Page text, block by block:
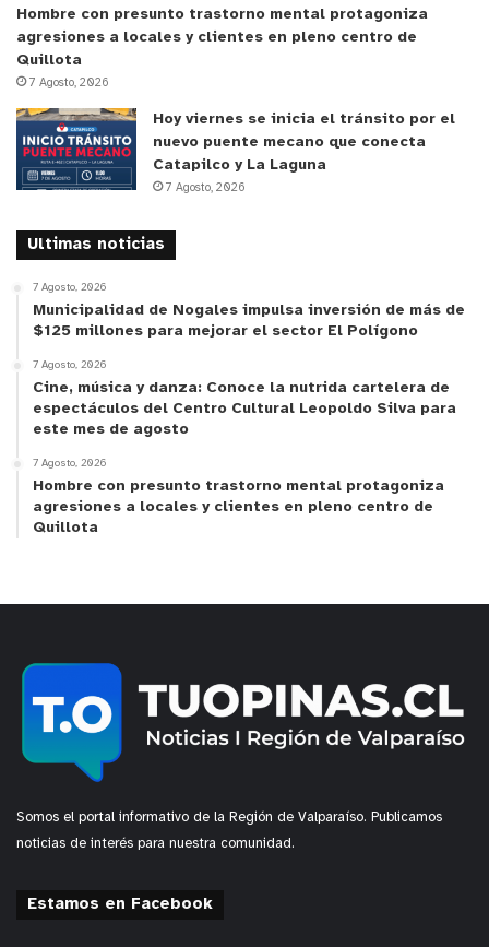
intimidación.
de vehículo motorizado.
Con estas penas, ambos sujetos deberán cumplir
en total45 años de presidio efectivo
cierre de un caso que generó gran conmoción en la
Hombre con presunto trastorno mental protagoniza
agresiones a locales y clientes en pleno centro de
Quillota
7 Agosto, 2026
Hoy viernes se inicia el tránsito por el
nuevo puente mecano que conecta
Catapilco y La Laguna
7 Agosto, 2026
Ultimas noticias
7 Agosto, 2026
Municipalidad de Nogales impulsa inversión de más de
$125 millones para mejorar el sector El Polígono
7 Agosto, 2026
Cine, música y danza: Conoce la nutrida cartelera de
espectáculos del Centro Cultural Leopoldo Silva para
este mes de agosto
7 Agosto, 2026
Hombre con presunto trastorno mental protagoniza
agresiones a locales y clientes en pleno centro de
Quillota
Somos el portal informativo de la Región de Valparaíso. Publicamos
noticias de interés para nuestra comunidad.
Estamos en Facebook